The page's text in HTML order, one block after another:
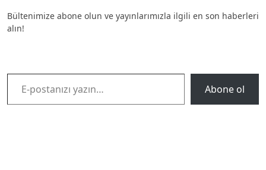
Bültenimize abone olun ve yayınlarımızla ilgili en son haberleri
alın!
E-postanızı yazın…
Abone ol